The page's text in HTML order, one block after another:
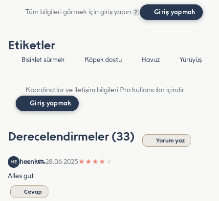
Tüm bilgileri görmek için giriş yapın ? Giriş yapmak
Etiketler
Bisiklet sürmek Köpek dostu Havuz Yürüyüş
Koordinatlar ve iletişim bilgileri Pro kullanıcılar içindir.
Giriş yapmak
Derecelendirmeler (33) Yorum yaz
HE heenk 28.06.2025★ ★ ★ ★ ★
Alles gut
Cevap